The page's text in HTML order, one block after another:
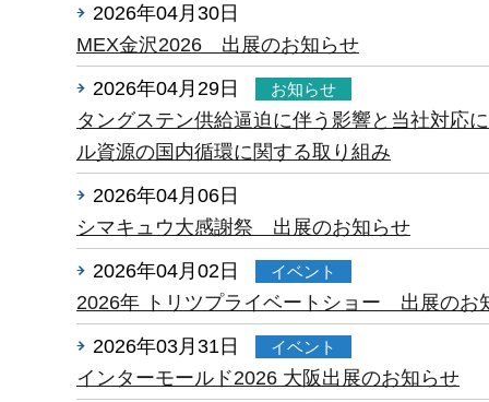
2026年04月30日
MEX金沢2026 出展のお知らせ
2026年04月29日
お知らせ
タングステン供給逼迫に伴う影響と当社対応
ル資源の国内循環に関する取り組み
2026年04月06日
シマキュウ大感謝祭 出展のお知らせ
2026年04月02日
イベント
2026年 トリツプライベートショー 出展のお
2026年03月31日
イベント
インターモールド2026 大阪出展のお知らせ